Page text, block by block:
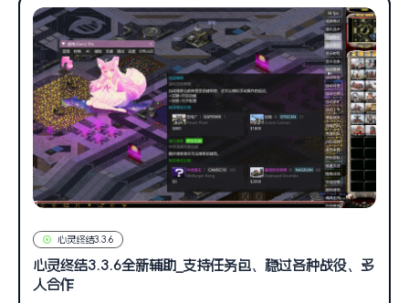
心灵终结3.3.6
心灵终结3.3.6全新辅助_支持任务包、稳过各种战役、多
人合作